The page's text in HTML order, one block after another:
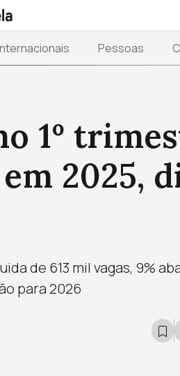
Pessoas
1º
2025,
de 613 mil vagas, 9%
para 2026